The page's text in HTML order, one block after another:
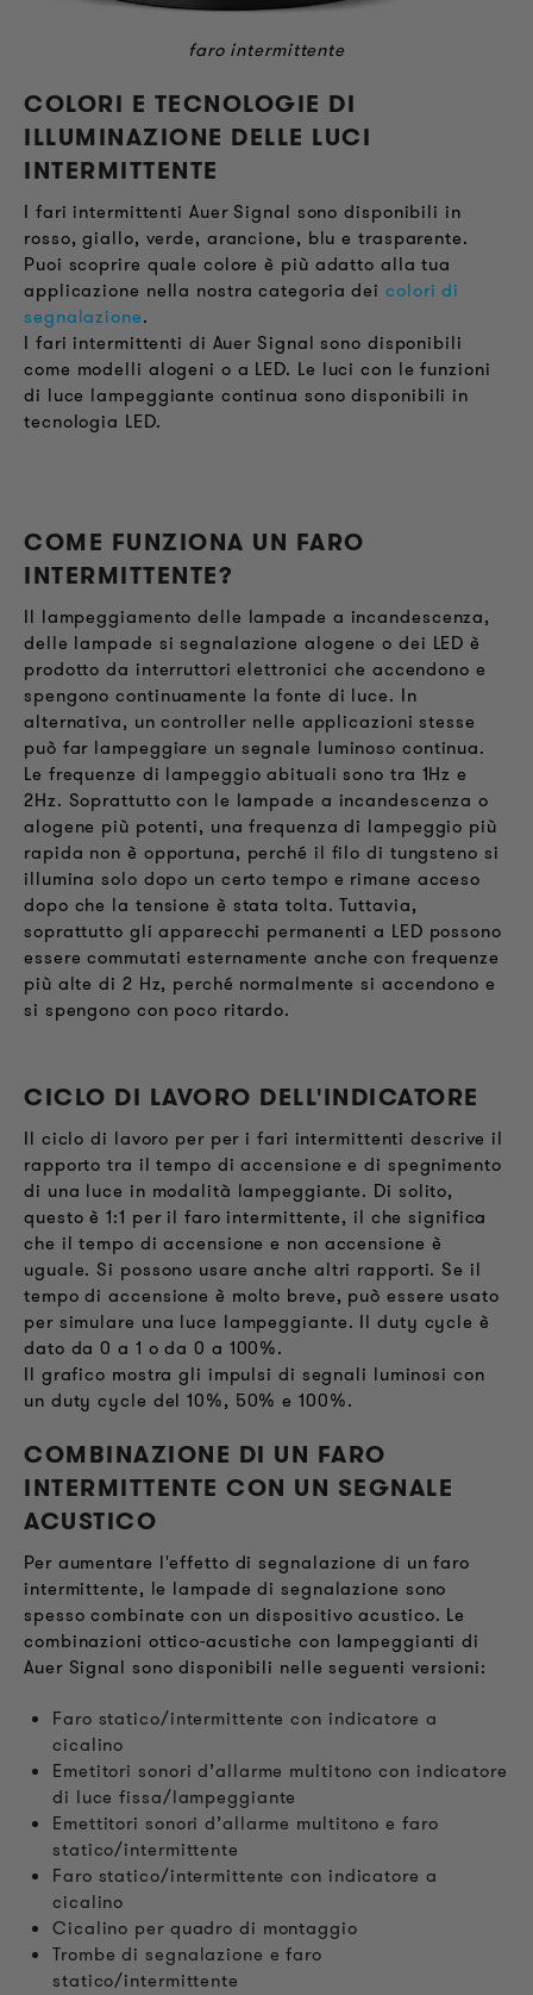
faro intermittente
COLORI E TECNOLOGIE DI
ILLUMINAZIONE DELLE LUCI
INTERMITTENTE
I fari intermittenti Auer Signal sono disponibili in
rosso, giallo, verde, arancione, blu e trasparente.
Puoi scoprire quale colore è più adatto alla tua
applicazione nella nostra categoria dei colori di
segnalazione.
I fari intermittenti di Auer Signal sono disponibili
come modelli alogeni o a LED. Le luci con le funzioni
di luce lampeggiante continua sono disponibili in
tecnologia LED.
COME FUNZIONA UN FARO
INTERMITTENTE?
Il lampeggiamento delle lampade a incandescenza,
delle lampade si segnalazione alogene o dei LED è
prodotto da interruttori elettronici che accendono e
spengono continuamente la fonte di luce. In
alternativa, un controller nelle applicazioni stesse
può far lampeggiare un segnale luminoso continua.
Le frequenze di lampeggio abituali sono tra 1Hz e
2Hz. Soprattutto con le lampade a incandescenza o
alogene più potenti, una frequenza di lampeggio più
rapida non è opportuna, perché il filo di tungsteno si
illumina solo dopo un certo tempo e rimane acceso
dopo che la tensione è stata tolta. Tuttavia,
soprattutto gli apparecchi permanenti a LED possono
essere commutati esternamente anche con frequenze
più alte di 2 Hz, perché normalmente si accendono e
si spengono con poco ritardo.
CICLO DI LAVORO DELL'INDICATORE
Il ciclo di lavoro per per i fari intermittenti descrive il
rapporto tra il tempo di accensione e di spegnimento
di una luce in modalità lampeggiante. Di solito,
questo è 1:1 per il faro intermittente, il che significa
che il tempo di accensione e non accensione è
uguale. Si possono usare anche altri rapporti. Se il
tempo di accensione è molto breve, può essere usato
per simulare una luce lampeggiante. Il duty cycle è
dato da 0 a 1 o da 0 a 100%.
Il grafico mostra gli impulsi di segnali luminosi con
un duty cycle del 10%, 50% e 100%.
COMBINAZIONE DI UN FARO
INTERMITTENTE CON UN SEGNALE
ACUSTICO
Per aumentare l'effetto di segnalazione di un faro
intermittente, le lampade di segnalazione sono
spesso combinate con un dispositivo acustico. Le
combinazioni ottico-acustiche con lampeggianti di
Auer Signal sono disponibili nelle seguenti versioni:
Faro statico/intermittente con indicatore a
cicalino
Emetitori sonori d’allarme multitono con indicatore
di luce fissa/lampeggiante
Emettitori sonori d’allarme multitono e faro
statico/intermittente
Faro statico/intermittente con indicatore a
cicalino
Cicalino per quadro di montaggio
Trombe di segnalazione e faro
statico/intermittente